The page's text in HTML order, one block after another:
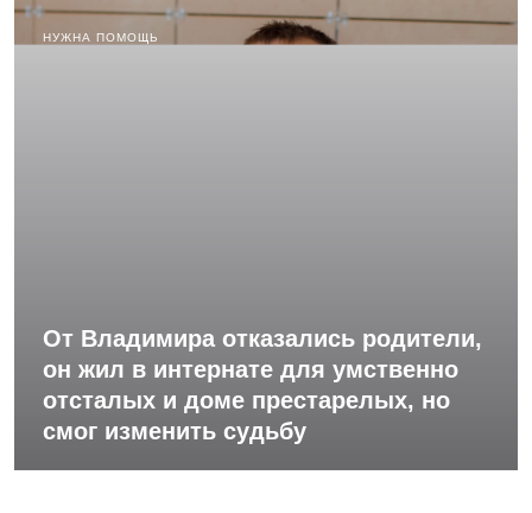
НУЖНА ПОМОЩЬ
От Владимира отказались родители,
он жил в интернате для умственно
отсталых и доме престарелых, но
смог изменить судьбу